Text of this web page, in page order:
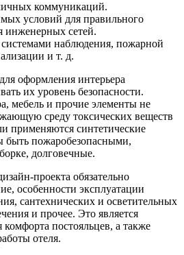
коммуникаций.
условий для правильного
инженерных сетей.
наблюдения, пожарной
и т. д.
оформления интерьера
их уровень безопасности.
мебель и прочие элементы не
среду токсических веществ
применяются синтетические
пожаробезопасными,
долговечные.
проекта обязательно
особенности эксплуатации
сантехнических и осветительных
и прочее. Это является
постояльцев, а также
отеля.